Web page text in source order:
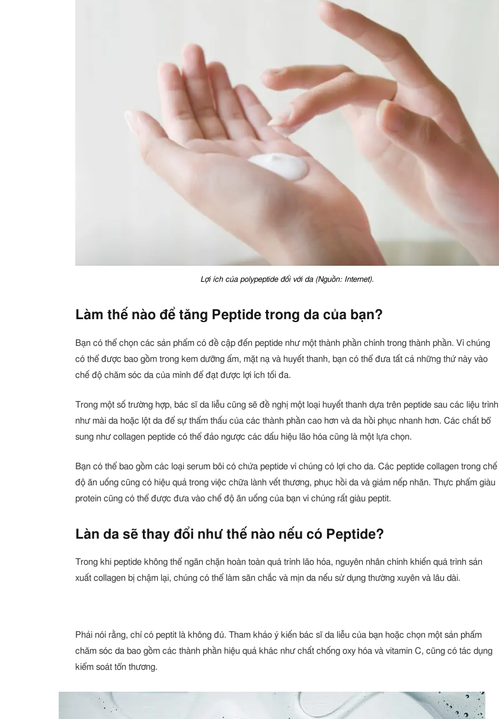
Lợi ích của polypeptide đối với da (Nguồn: Internet).
Làm thế nào để tăng Peptide trong da của bạn?
Bạn có thể chọn các sản phẩm có đề cập đến peptide như một thành phần chính trong thành phần. Vì chúng
có thể được bao gồm trong kem dưỡng ẩm, mặt nạ và huyết thanh, bạn có thể đưa tất cả những thứ này vào
chế độ chăm sóc da của mình để đạt được lợi ích tối đa.
Trong một số trường hợp, bác sĩ da liễu cũng sẽ đề nghị một loại huyết thanh dựa trên peptide sau các liệu trình
như mài da hoặc lột da để sự thẩm thấu của các thành phần cao hơn và da hồi phục nhanh hơn. Các chất bổ
sung như collagen peptide có thể đảo ngược các dấu hiệu lão hóa cũng là một lựa chọn.
Bạn có thể bao gồm các loại serum bôi có chứa peptide vì chúng có lợi cho da. Các peptide collagen trong chế
độ ăn uống cũng có hiệu quả trong việc chữa lành vết thương, phục hồi da và giảm nếp nhăn. Thực phẩm giàu
protein cũng có thể được đưa vào chế độ ăn uống của bạn vì chúng rất giàu peptit.
Làn da sẽ thay đổi như thế nào nếu có Peptide?
Trong khi peptide không thể ngăn chặn hoàn toàn quá trình lão hóa, nguyên nhân chính khiến quá trình sản
xuất collagen bị chậm lại, chúng có thể làm săn chắc và mịn da nếu sử dụng thường xuyên và lâu dài.
Phải nói rằng, chỉ có peptit là không đủ. Tham khảo ý kiến ​​bác sĩ da liễu của bạn hoặc chọn một sản phẩm
chăm sóc da bao gồm các thành phần hiệu quả khác như chất chống oxy hóa và vitamin C, cũng có tác dụng
kiểm soát tổn thương.